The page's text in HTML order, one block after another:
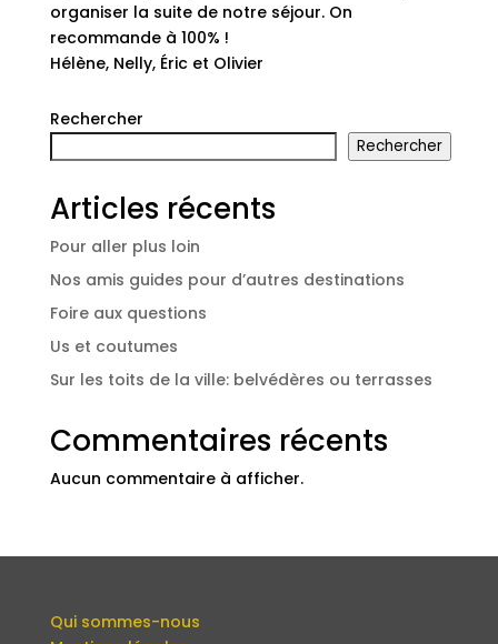
organiser la suite de notre séjour. On
recommande à 100% !
Hélène, Nelly, Éric et Olivier
Rechercher
Rechercher
Articles récents
Pour aller plus loin
Nos amis guides pour d’autres destinations
Foire aux questions
Us et coutumes
Sur les toits de la ville: belvédères ou terrasses
Commentaires récents
Aucun commentaire à afficher.
Qui sommes-nous